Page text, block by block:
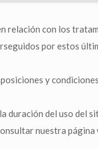
relación con los
por estos
y
duración del uso del
nuestra página